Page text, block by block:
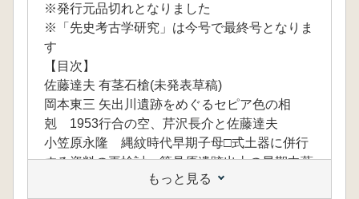
※発行元品切れとなりました
※「先史考古学研究」は今号で最終号となりま
す
【目次】
佐藤達夫 有茎石槍(未発表草稿)
岡本東三 矢出川遺跡をめぐるセピア色の相
剋 1953行合の空、芹沢長介と佐藤達夫
小笠原永隆 縄紋時代早期子母□式土器に併行
する資料の再検討 笹見原遺跡出土の早期中葉
土器資料を中心としてもっと見る